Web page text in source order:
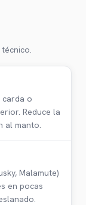
o
Reduce la
al manto.
Malamute)
en pocas